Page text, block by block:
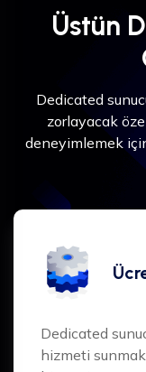
Üstün
Dedicated
zorlayacak
deneyimlemek
Dedicated
hizmeti